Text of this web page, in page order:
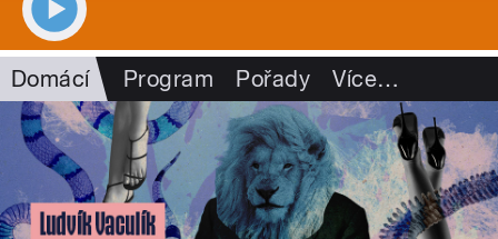
Domácí Program Pořady Více…